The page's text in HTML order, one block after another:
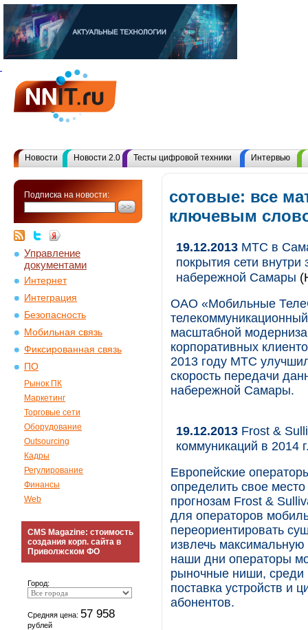
Новости Новости 2.0 Тесты цифровой техники Интервью
Подписка на новости:
Управление
документами
Интернет
Интеграция
Безопасность
Мобильная связь
Фиксированная связь
ПО
Рынок ПК
Маркетинг
Торговые сети
Оборудование
Outsourcing
Кадры
Регулирование
Финансы
Web
CMS Magazine: стоимость
создания корп. сайта в
Приволжском ФО
Город:
Средняя цена: 57 958
рублей
сотовые: все
ключевым
19.12.2013 МТС в
покрытия сети
набережной Самары
ОАО «Мобильные
масштабной
корпоративных
2013 году МТС
скорость передачи
набережной Самары.
19.12.2013 Frost &
коммуникаций в 2014
Европейские
определить свое
прогнозам Frost &
для операторов
переориентировать
извлечь
наши дни операторы
рыночные ниши, среди
поставка устройств и
абонентов.